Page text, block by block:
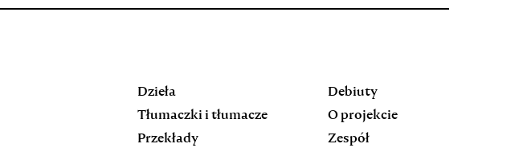
Dzieła
Tłumaczki i tłumacze
Przekłady
Debiuty
O projekcie
Zespół